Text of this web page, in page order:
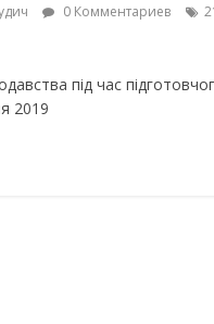
0 Комментариев
під час
2019